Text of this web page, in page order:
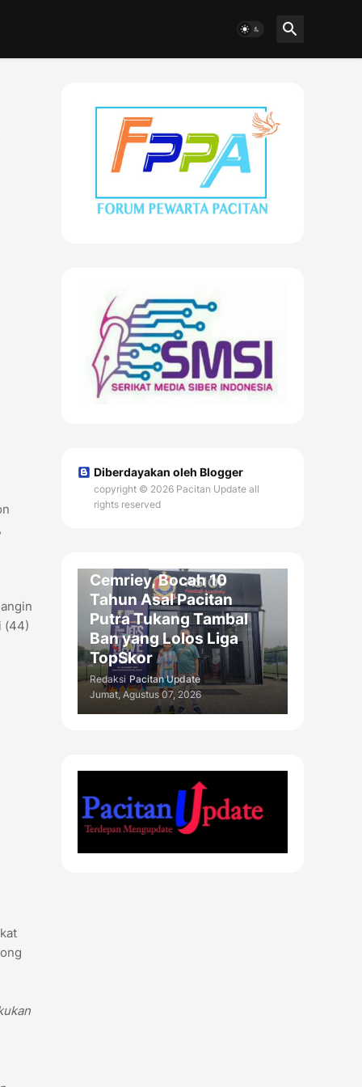
(44)
Diberdayakan oleh Blogger
copyright © 2026 Pacitan Update all
rights reserved
Cemriey, Bocah 10
Tahun Asal Pacitan
Putra Tukang Tambal
Ban yang Lolos Liga
TopSkor
Redaksi Pacitan Update
Jumat, Agustus 07, 2026